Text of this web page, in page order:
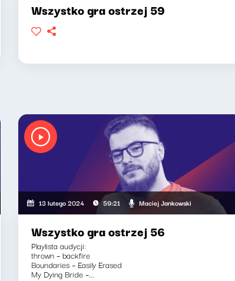
Wszystko gra ostrzej 59
13 lutego 2024 59:21 Maciej Jankowski
Wszystko gra ostrzej 56
Playlista audycji:
thrown – backfire
Boundaries – Easily Erased
My Dying Bride –...